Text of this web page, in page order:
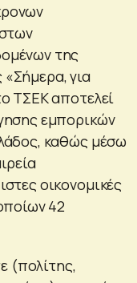
της
για
ΤΣΕΚ αποτελεί
εμπορικών
καθώς μέσω
οικονομικές
42
(πολίτης,